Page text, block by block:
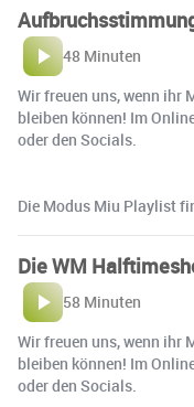
48 Minuten
Wir freuen uns, wenn ihr
bleiben können! Im
oder den Socials.
Die Modus Miu Playlist
Die WM
58 Minuten
Wir freuen uns, wenn ihr
bleiben können! Im
oder den Socials.